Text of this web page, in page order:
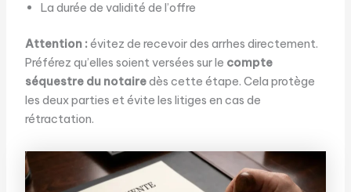
La durée de validité de l’offre
Attention :évitez de recevoir des arrhes directement.
Préférez qu’elles soient versées sur le compte
séquestre du notairedès cette étape. Cela protège
les deux parties et évite les litiges en cas de
rétractation.